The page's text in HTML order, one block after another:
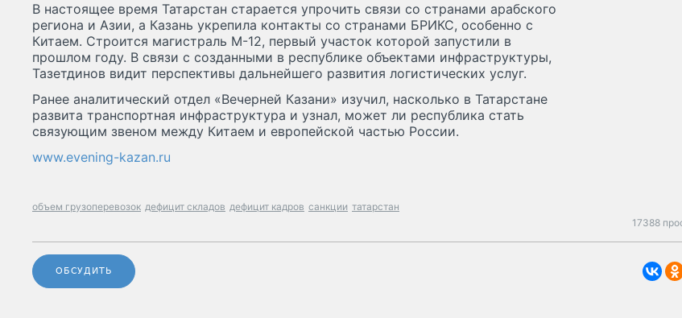
В настоящее время Татарстан старается упрочить связи со странами арабского
региона и Азии, а Казань укрепила контакты со странами БРИКС, особенно с
Китаем. Строится магистраль М-12, первый участок которой запустили в
прошлом году. В связи с созданными в республике объектами инфраструктуры,
Тазетдинов видит перспективы дальнейшего развития логистических услуг.
Ранее аналитический отдел «Вечерней Казани» изучил, насколько в Татарстане
развита транспортная инфраструктура и узнал, может ли республика стать
связующим звеном между Китаем и европейской частью России.
www.evening-kazan.ru
объем грузоперевозок дефицит складов дефицит кадров санкции татарстан
17388
ОБСУДИТЬ